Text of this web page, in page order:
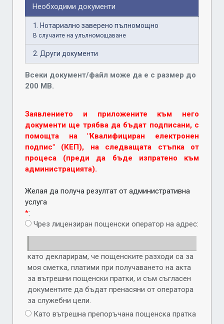
Всеки документ/файл може да е с размер до
200 MB.
Необходими документи
1. Нотариално заверено пълномощно
В случаите на улълномощаване
2. Други документи
Заявлението и приложените към него
документи ще трябва да бъдат подписани, с
помощта на "Квалифициран електронен
подпис" (КЕП), на следващата стъпка от
процеса (преди да бъде изпратено към
администрацията).
Желая да получа резултат от административна
услуга
*:
Чрез лицензиран пощенски оператор на адрес:
като декларирам, че пощенските разходи са за
моя сметка, платими при получаването на акта
за вътрешни пощенски пратки, и съм съгласен
документите да бъдат пренасяни от оператора
за служебни цели.
Като вътрешна препоръчана пощенска пратка